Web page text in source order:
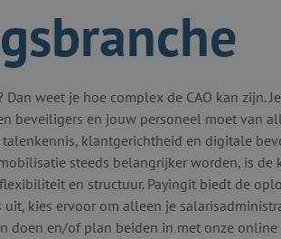
weet je hoe complex de CAO kan zijn.
beveiligers en jouw personeel moet van
klantgerichtheid en digitale
steeds belangrijker worden, is de
en structuur. Payingit biedt de
uit, kies ervoor om alleen je
doen en/of plan beiden in met onze online